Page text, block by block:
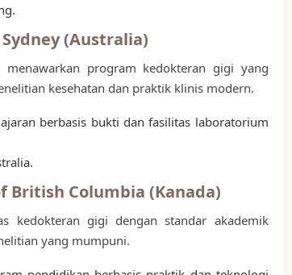
(Australia)
menawarkan program kedokteran gigi yang
kesehatan dan praktik klinis modern.
berbasis bukti dan fasilitas laboratorium
British Columbia (Kanada)
kedokteran gigi dengan standar akademik
yang mumpuni.